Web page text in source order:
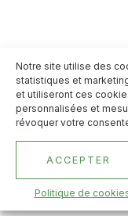
Notre site utilise des
statistiques et
et utiliseront ces
personnalisées et
révoquer votre
ACCEPTER
Politique de